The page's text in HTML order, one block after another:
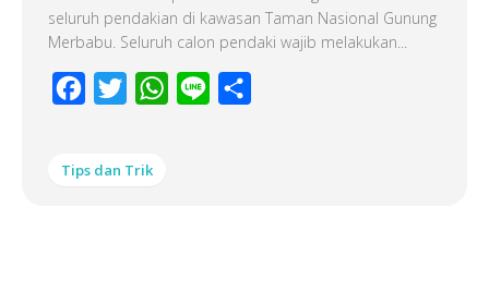
seluruh pendakian di kawasan Taman Nasional Gunung
Merbabu. Seluruh calon pendaki wajib melakukan...
Facebook
Twitter WhatsApp
Line
Tips dan Trik